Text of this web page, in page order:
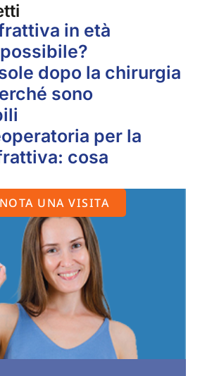
in età
dopo la chirurgia
sono
per la
cosa
UNA VISITA